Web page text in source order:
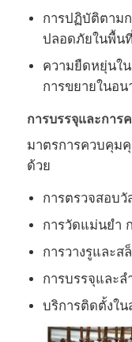
การปฏิบัติตาม
ปลอดภัยในพื้นที่
ความยืดหยุ่นใ
การขยายในอน
การบรรจุและกา
มาตรการควบคุม
ด้วย
การตรวจสอบวั
การวัดแม่นยํา
การวางรูและส
การบรรจุและ
บริการติดตั้งใน